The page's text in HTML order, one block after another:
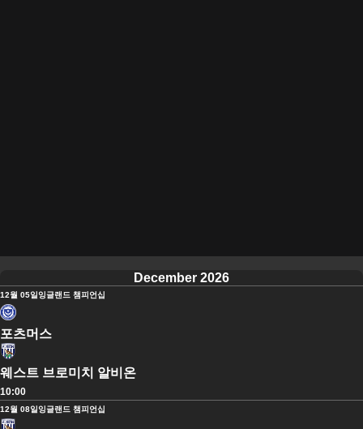
December 2026
12월 05일잉글랜드 챔피언십
포츠머스
웨스트 브로미치 알비온
10:00
12월 08일잉글랜드 챔피언십